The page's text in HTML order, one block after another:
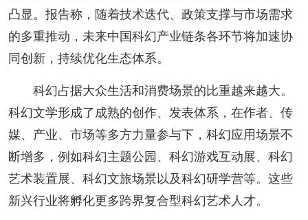
凸显。报告称，随着技术迭代、政策支撑与市场需求
的多重推动，未来中国科幻产业链条各环节将加速协
同创新，持续优化生态体系。
科幻占据大众生活和消费场景的比重越来越大。
科幻文学形成了成熟的创作、发表体系，在作者、传
媒、产业、市场等多方力量参与下，科幻应用场景不
断增多，例如科幻主题公园、科幻游戏互动展、科幻
艺术装置展、科幻文旅场景以及科幻研学营等。这些
新兴行业将孵化更多跨界复合型科幻艺术人才。